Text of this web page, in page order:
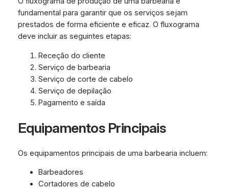
fundamental para garantir que os serviços sejam
prestados de forma eficiente e eficaz. O fluxograma
deve incluir as seguintes etapas:
Receção do cliente
Serviço de barbearia
Serviço de corte de cabelo
Serviço de depilação
Pagamento e saída
Equipamentos Principais
Os equipamentos principais de uma barbearia incluem:
Barbeadores
Cortadores de cabelo